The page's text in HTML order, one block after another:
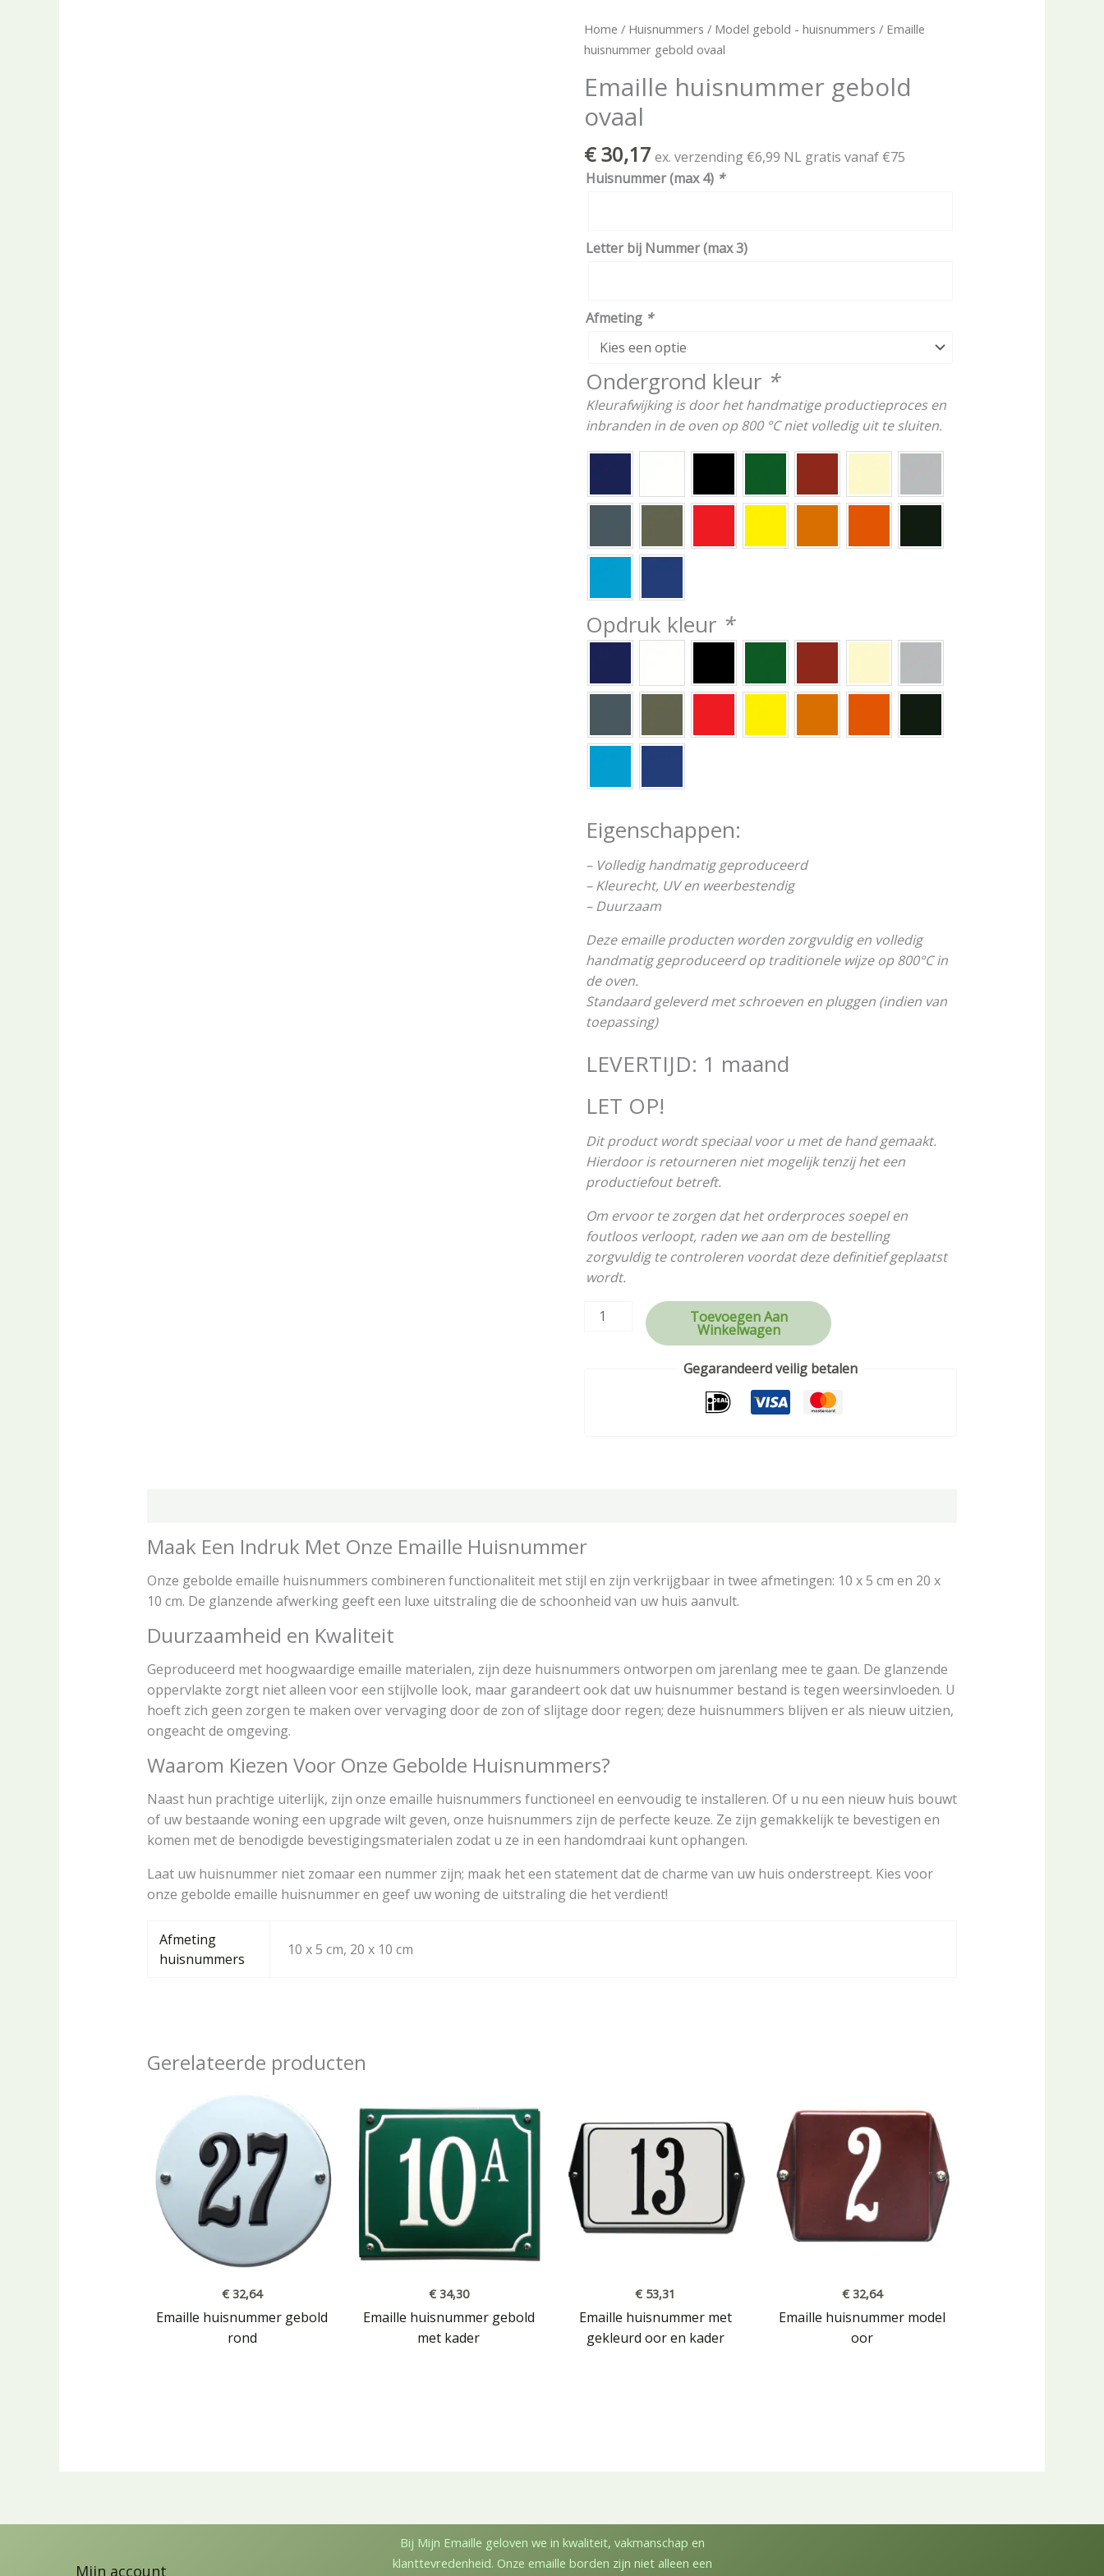
Home / Huisnummers / Model gebold - huisnummers / Emaille
huisnummer gebold ovaal
Emaille huisnummer gebold
ovaal
€30,17 ex. verzending €6,99 NL gratis vanaf €75
Huisnummer (max 4) *
Letter bij Nummer (max 3)
Afmeting *
Ondergrond kleur *
Kleurafwijking is door het handmatige productieproces en
inbranden in de oven op 800 °C niet volledig uit te sluiten.
Opdruk kleur *
Eigenschappen:
– Volledig handmatig geproduceerd
– Kleurecht, UV en weerbestendig
– Duurzaam
Deze emaille producten worden zorgvuldig en volledig
handmatig geproduceerd op traditionele wijze op 800°C in
de oven.
Standaard geleverd met schroeven en pluggen (indien van
toepassing)
LEVERTIJD: 1 maand
LET OP!
Dit product wordt speciaal voor u met de hand gemaakt.
Hierdoor is retourneren niet mogelijk tenzij het een
productiefout betreft.
Om ervoor te zorgen dat het orderproces soepel en
foutloos verloopt, raden we aan om de bestelling
zorgvuldig te controleren voordat deze definitief geplaatst
wordt.
Emaille
huisnummer
ovaal
aantal
Toevoegen Aan
Winkelwagen
Gegarandeerd veilig betalen
Maak Een Indruk Met Onze Emaille Huisnummer
Onze gebolde emaille huisnummers combineren functionaliteit met stijl en zijn verkrijgbaar in twee afmetingen: 10 x 5 cm en 20 x
10 cm. De glanzende afwerking geeft een luxe uitstraling die de schoonheid van uw huis aanvult.
Duurzaamheid en Kwaliteit
Geproduceerd met hoogwaardige emaille materialen, zijn deze huisnummers ontworpen om jarenlang mee te gaan. De glanzende
oppervlakte zorgt niet alleen voor een stijlvolle look, maar garandeert ook dat uw huisnummer bestand is tegen weersinvloeden. U
hoeft zich geen zorgen te maken over vervaging door de zon of slijtage door regen; deze huisnummers blijven er als nieuw uitzien,
ongeacht de omgeving.
Waarom Kiezen Voor Onze Gebolde Huisnummers?
Naast hun prachtige uiterlijk, zijn onze emaille huisnummers functioneel en eenvoudig te installeren. Of u nu een nieuw huis bouwt
of uw bestaande woning een upgrade wilt geven, onze huisnummers zijn de perfecte keuze. Ze zijn gemakkelijk te bevestigen en
komen met de benodigde bevestigingsmaterialen zodat u ze in een handomdraai kunt ophangen.
Laat uw huisnummer niet zomaar een nummer zijn; maak het een statement dat de charme van uw huis onderstreept. Kies voor
onze gebolde emaille huisnummer en geef uw woning de uitstraling die het verdient!
Afmeting
huisnummers
10 x 5 cm, 20 x 10 cm
Gerelateerde producten
€ 32,64
Emaille huisnummer gebold
rond
€34,30
Emaille huisnummer gebold
met kader
€ 53,31
Emaille huisnummer met
gekleurd oor en kader
€32,64
Emaille huisnummer model
oor
Mijn account
Bij Mijn Emaille geloven we in kwaliteit, vakmanschap en
klanttevredenheid. Onze emaille borden zijn niet alleen een